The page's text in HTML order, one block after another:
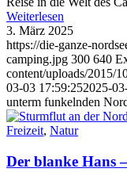
Weiterlesen
3. März 2025
https://die-ganze-
camping.jpg 300 640
content/uploads/2015/
03-03 17:59:252025-
unterm funkelnden
Freizeit, Natur
Der blanke Hans